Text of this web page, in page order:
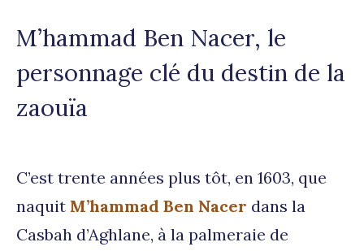
M’hammad Ben Nacer, le
personnage clé du destin de la
zaouïa
C’est trente années plus tôt, en 1603, que
naquit M’hammad Ben Nacer dans la
Casbah d’Aghlane, à la palmeraie de